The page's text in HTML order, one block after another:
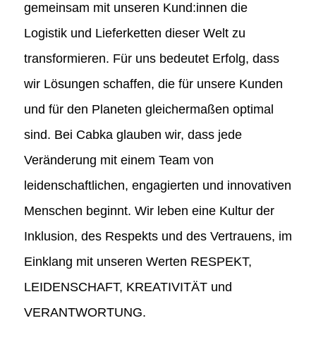
gemeinsam mit unseren Kund:innen die
Logistik und Lieferketten dieser Welt zu
transformieren. Für uns bedeutet Erfolg, dass
wir Lösungen schaffen, die für unsere Kunden
und für den Planeten gleichermaßen optimal
sind. Bei Cabka glauben wir, dass jede
Veränderung mit einem Team von
leidenschaftlichen, engagierten und innovativen
Menschen beginnt. Wir leben eine Kultur der
Inklusion, des Respekts und des Vertrauens, im
Einklang mit unseren Werten RESPEKT,
LEIDENSCHAFT, KREATIVITÄT und
VERANTWORTUNG.